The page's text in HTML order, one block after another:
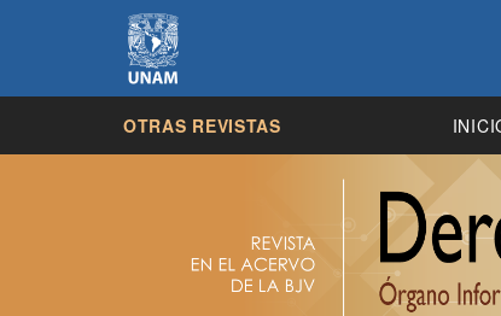
OTRAS REVISTAS